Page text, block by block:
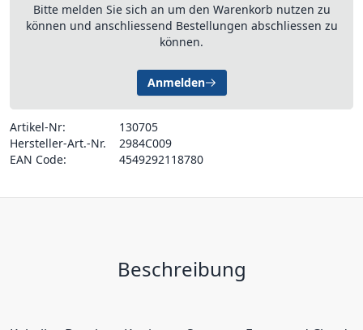
Bitte melden Sie sich an um den Warenkorb nutzen zu
können und anschliessend Bestellungen abschliessen zu
können.
Anmelden
Artikel-Nr:
130705
Hersteller-Art.-Nr.
2984C009
EAN Code:
4549292118780
Beschreibung